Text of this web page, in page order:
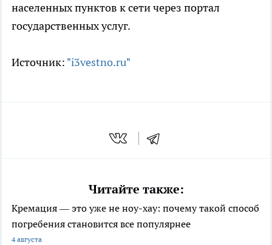
населенных пунктов к сети через портал
государственных услуг.
Источник: "i3vestno.ru"
Читайте также:
Кремация — это уже не ноу-хау: почему такой способ
погребения становится все популярнее
4 августа